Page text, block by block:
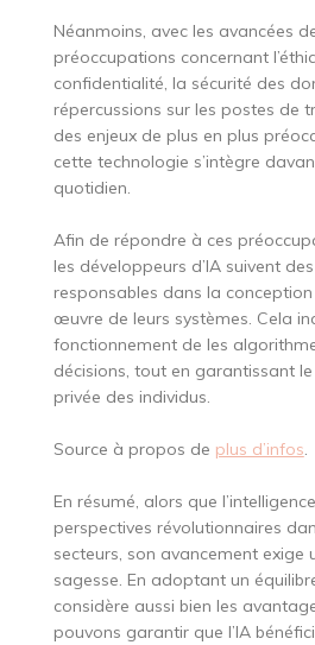
Néanmoins, avec les avancées
préoccupations concernant
confidentialité, la sécurité des
répercussions sur les postes de
des enjeux de plus en plus
cette technologie s’intègre
quotidien.
Afin de répondre à ces
les développeurs d’IA suivent
responsables dans la
œuvre de leurs systèmes. Cela
fonctionnement de les
décisions, tout en garantissant
privée des individus.
Source à propos de plus d’infos.
En résumé, alors que
perspectives révolutionnaires
secteurs, son avancement exige
sagesse. En adoptant un
considère aussi bien les
pouvons garantir que l’IA